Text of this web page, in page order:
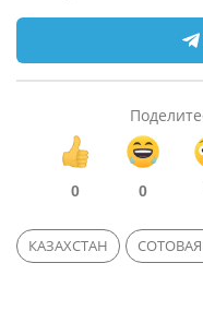
0 0
КАЗАХСТАН